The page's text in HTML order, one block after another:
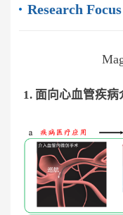
Research Focus
1. 面向心血管疾